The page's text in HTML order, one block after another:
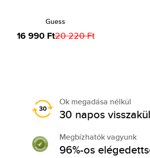
Guess
16 990 Ft20 220 Ft
Ok megadása nélkül
30 napos
Megbízhatók vagyunk
96%-os